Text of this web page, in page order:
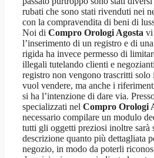
rubati che sono stati rivenduti nei
con la compravendita di beni di
Noi di Compro Orologi Agosta vi
l’inserimento di un registro e di
rigida ha invece permesso di
illegali tutelando clienti e
registro non vengono trascritti
vuol vendere, ma anche i
si ha l’intenzione di dare via.
specializzati nel Compro Orologi
necessario compilare un modulo
tutti gli oggetti preziosi inoltre sarà
descrizione quanto più dettagliata
negozio, in modo da poterli